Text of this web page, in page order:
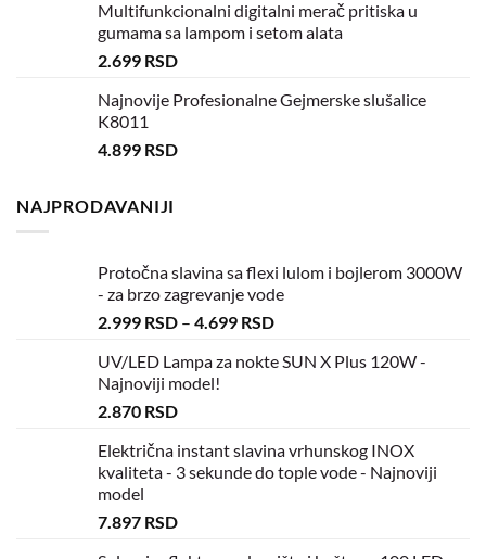
Multifunkcionalni digitalni merač pritiska u
gumama sa lampom i setom alata
2.699 RSD
Najnovije Profesionalne Gejmerske slušalice
K8011
4.899 RSD
NAJPRODAVANIJI
Protočna slavina sa flexi lulom i bojlerom 3000W
- za brzo zagrevanje vode
2.999 RSD – 4.699 RSD
UV/LED Lampa za nokte SUN X Plus 120W -
Najnoviji model!
2.870 RSD
Električna instant slavina vrhunskog INOX
kvaliteta - 3 sekunde do tople vode - Najnoviji
model
7.897 RSD